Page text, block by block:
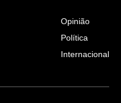
Opinião
Política
Internacional